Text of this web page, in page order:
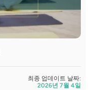
최종 업데이트 날짜:
2026년 7월 4일